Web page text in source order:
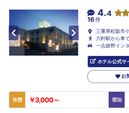
4.4
16件
三重県松阪市
六軒駅から車
一志嬉野イン
ホテル公式サ
お
休憩 ￥3,000～ 宿泊